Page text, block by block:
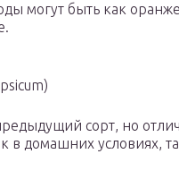
могут быть как
сорт, но
домашних условиях,